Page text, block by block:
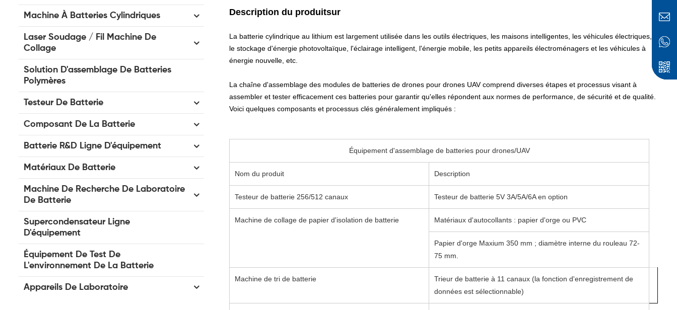
Machine À Batteries Cylindriques
Laser Soudage / Fil Machine De
Collage
Solution D'assemblage De Batteries
Polymères
Testeur De Batterie
Composant De La Batterie
Batterie R&D Ligne D'équipement
Matériaux De Batterie
Machine De Recherche De Laboratoire
De Batterie
Supercondensateur Ligne
D'équipement
Équipement De Test De
L'environnement De La Batterie
Appareils De Laboratoire
Description du produitsur
La batterie cylindrique au lithium est largement utilisée dans les outils électriques, les maisons intelligentes, les véhicules électriques,
le stockage d'énergie photovoltaïque, l'éclairage intelligent, l'énergie mobile, les petits appareils électroménagers et les véhicules à
énergie nouvelle, etc.
La chaîne d'assemblage des modules de batteries de drones pour drones UAV comprend diverses étapes et processus visant à
assembler et tester efficacement ces batteries pour garantir qu'elles répondent aux normes de performance, de sécurité et de qualité.
Voici quelques composants et processus clés généralement impliqués :
Équipement d'assemblage de batteries pour drones/UAV
Nom du produit Description
Testeur de batterie 256/512 canaux Testeur de batterie 5V 3A/5A/6A en option
Machine de collage de papier d'isolation de batterie Matériaux d'autocollants : papier d'orge ou PVC
Papier d'orge Maxium 350 mm ; diamètre interne du rouleau 72-
75 mm.
Machine de tri de batterie
Trieur de batterie à 11 canaux (la fonction d'enregistrement de
données est sélectionnable)